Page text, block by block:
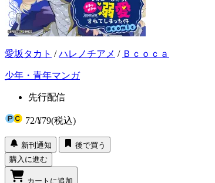
愛坂タカト /ハレノチアメ / Ｂｃｏｃａ
少年・青年マンガ
先行配信
72/¥79(税込)
新刊通知
後で買う
購入に進む
カートに追加